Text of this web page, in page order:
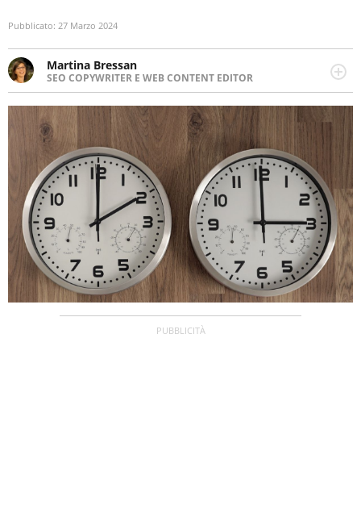
Pubblicato: 27 Marzo 2024
Martina Bressan
SEO COPYWRITER E WEB CONTENT EDITOR
Appassionata di viaggi, di trail running e di yoga, ama
scoprire nuovi posti e nuove culture. Curiosa,
determinata e intraprendente adora leggere ma
soprattutto scrivere.